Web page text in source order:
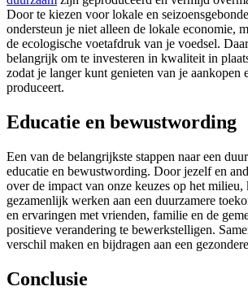
Door te kiezen voor lokale en
ondersteun je niet alleen de lokale economie,
de ecologische voetafdruk van je voedsel.
belangrijk om te investeren in kwaliteit in
zodat je langer kunt genieten van je aankopen
produceert.
Educatie en bewustwording
Een van de belangrijkste stappen naar een
educatie en bewustwording. Door jezelf en
over de impact van onze keuzes op het milieu,
gezamenlijk werken aan een duurzamere
en ervaringen met vrienden, familie en de
positieve verandering te bewerkstelligen.
verschil maken en bijdragen aan een
Conclusie